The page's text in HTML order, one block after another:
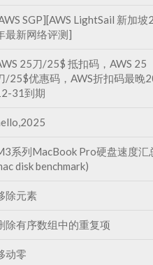
SGP][AWS LightSail 新加坡
最新网络评测]
25刀/25$ 抵扣码，AWS 25
/25$优惠码，AWS折扣码最晚
31到期
系列MacBook Pro硬盘速度汇
disk benchmark)
除元素
除有序数组中的重复项
动零